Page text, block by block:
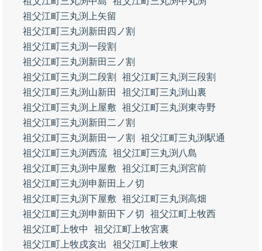
祖父江町三丸渕上矢留
祖父江町三丸渕新田四ノ割
祖父江町三丸渕一段割
祖父江町三丸渕新田三ノ割
祖父江町三丸渕二段割
祖父江町三丸渕三段割
祖父江町三丸渕山新田
祖父江町三丸渕山裏
祖父江町三丸渕上屋敷
祖父江町三丸渕東寺野
祖父江町三丸渕新田二ノ割
祖父江町三丸渕新田一ノ割
祖父江町三丸渕駅通
祖父江町三丸渕西流 祖父江町三丸渕八島
祖父江町三丸渕中屋敷
祖父江町三丸渕宮前
祖父江町三丸渕申新田上ノ切
祖父江町三丸渕下屋敷
祖父江町三丸渕高畑
祖父江町三丸渕申新田下ノ切
祖父江町上牧西
祖父江町上牧中
祖父江町上牧宮裏
祖父江町上牧戌亥出
祖父江町上牧東